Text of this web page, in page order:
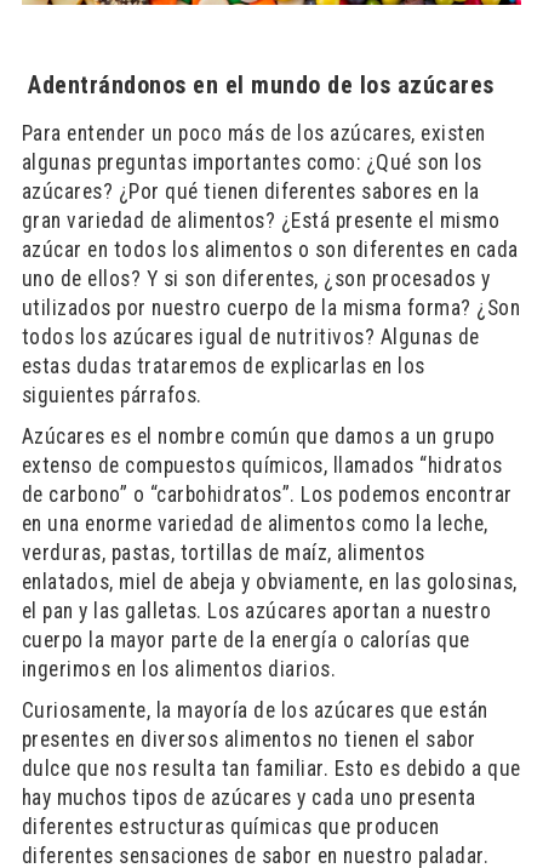
Adentrándonos en el mundo de los azúcares
Para entender un poco más de los azúcares, existen
algunas preguntas importantes como: ¿Qué son los
azúcares? ¿Por qué tienen diferentes sabores en la
gran variedad de alimentos? ¿Está presente el mismo
azúcar en todos los alimentos o son diferentes en cada
uno de ellos? Y si son diferentes, ¿son procesados y
utilizados por nuestro cuerpo de la misma forma? ¿Son
todos los azúcares igual de nutritivos? Algunas de
estas dudas trataremos de explicarlas en los
siguientes párrafos.
Azúcares es el nombre común que damos a un grupo
extenso de compuestos químicos, llamados “hidratos
de carbono” o “carbohidratos”. Los podemos encontrar
en una enorme variedad de alimentos como la leche,
verduras, pastas, tortillas de maíz, alimentos
enlatados, miel de abeja y obviamente, en las golosinas,
el pan y las galletas. Los azúcares aportan a nuestro
cuerpo la mayor parte de la energía o calorías que
ingerimos en los alimentos diarios.
Curiosamente, la mayoría de los azúcares que están
presentes en diversos alimentos no tienen el sabor
dulce que nos resulta tan familiar. Esto es debido a que
hay muchos tipos de azúcares y cada uno presenta
diferentes estructuras químicas que producen
diferentes sensaciones de sabor en nuestro paladar.